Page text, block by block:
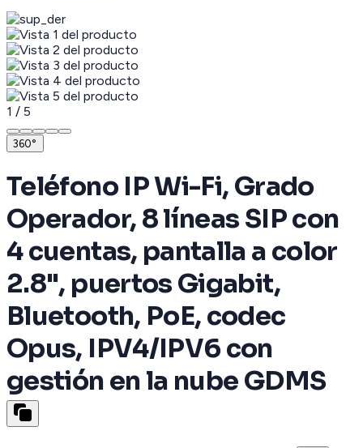
1 / 5
360°
Teléfono IP Wi-Fi, Grado
Operador, 8 líneas SIP con
4 cuentas, pantalla a color
2.8", puertos Gigabit,
Bluetooth, PoE, codec
Opus, IPV4/IPV6 con
gestión en la nube GDMS